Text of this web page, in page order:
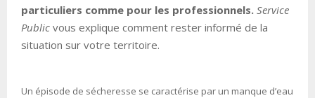
particuliers comme pour les professionnels. Service
Public vous explique comment rester informé de la
situation sur votre territoire.
Un épisode de sécheresse se caractérise par un manque d’eau